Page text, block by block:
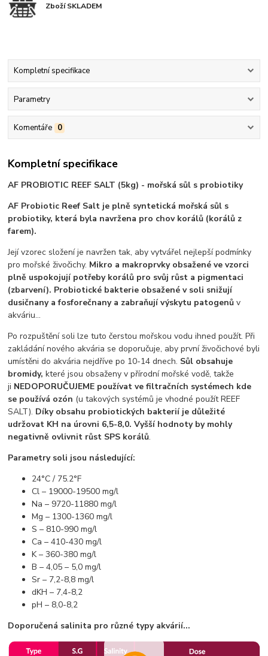
Zboží SKLADEM
Kompletní specifikace
Parametry
Komentáře 0
Kompletní specifikace
AF PROBIOTIC REEF SALT (5kg) - mořská sůl s probiotiky
AF Probiotic Reef Salt je plně syntetická mořská sůl s
probiotiky, která byla navržena pro chov korálů (korálů z
farem).
Její vzorec složení je navržen tak, aby vytvářel nejlepší podmínky
pro mořské živočichy. Mikro a makroprvky obsažené ve vzorci
plně uspokojují potřeby korálů pro svůj růst a pigmentaci
(zbarvení). Probiotické bakterie obsažené v soli snižují
dusičnany a fosforečnany a zabraňují výskytu patogenů v
akváriu...
Po rozpuštění soli lze tuto čerstou mořskou vodu ihned použít. Při
zakládání nového akvária se doporučuje, aby první živočichové byli
umístěni do akvária nejdříve po 10-14 dnech. Sůl obsahuje
bromidy, které jsou obsaženy v přírodní mořské vodě, takže
ji NEDOPORUČUJEME používat ve filtračních systémech kde
se používá ozón (u takových systémů je vhodné použít REEF
SALT). Díky obsahu probiotických bakterií je důležité
udržovat KH na úrovni 6,5-8,0. Vyšší hodnoty by mohly
negativně ovlivnit růst SPS korálů.
Parametry soli jsou následující:
24°C / 75.2°F
Cl – 19000-19500 mg/l
Na – 9720-11880 mg/l
Mg – 1300-1360 mg/l
S – 810-990 mg/l
Ca – 410-430 mg/l
K – 360-380 mg/l
B – 4,05 – 5,0 mg/l
Sr – 7,2-8,8 mg/l
dKH – 7,4-8,2
pH – 8,0-8,2
Doporučená salinita pro různé typy akvárií...